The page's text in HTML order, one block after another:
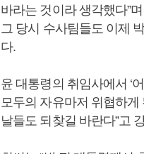
바라는 것이라 생각했다”
그 당시 수사팀들도 이제
다.
윤 대통령의 취임사에서 ‘
모두의 자유마저 위협하게
날들도 되찾길 바란다”고